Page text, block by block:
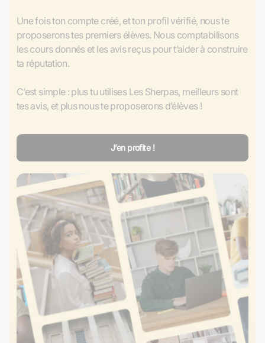
Une fois ton compte créé, et ton profil vérifié, nous te
proposerons tes premiers élèves. Nous comptabilisons
les cours donnés et les avis reçus pour t’aider à construire
ta réputation.
C’est simple : plus tu utilises Les Sherpas, meilleurs sont
tes avis, et plus nous te proposerons d’élèves !
J’en profite !